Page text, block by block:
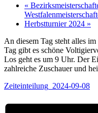
«
Herbstturnier 2024 »
An diesem Tag steht alles
Tag gibt es schöne
Los geht es um 9 Uhr. Der
zahlreiche Zuschauer und
Zeiteinteilung_2024-09-08